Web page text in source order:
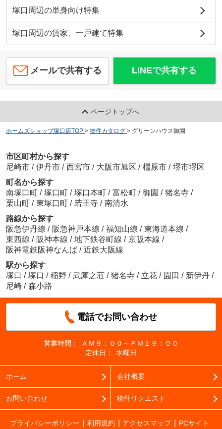
塚口周辺の単身向け特集
塚口周辺の賃家、一戸建て特集
メールで共有する LINEで共有する
ページトップへ
ホームズショップ塚口店TOP > 物件カタログ > グリーンハウス御園
市区町村から探す
尼崎市 / 伊丹市 / 西宮市 / 大阪市旭区 / 橿原市 / 堺市堺区
町名から探す
南塚口町 / 塚口町 / 塚口本町 / 富松町 / 御園 / 猪名寺 /
栗山町 / 東塚口町 / 若王寺 / 南清水
路線から探す
阪急伊丹線 / 阪急神戸本線 / 福知山線 / 東海道本線 /
東西線 / 阪神本線 / 地下鉄谷町線 / 京阪本線 /
阪神電鉄阪神なんば / 近鉄大阪線
駅から探す
塚口 / 塚口 / 稲野 / 武庫之荘 / 猪名寺 / 立花 / 園田 / 新伊丹 /
尼崎 / 森小路
電話でお問い合わせ
営業時間：
ＡＭ９：００～ＰＭ１９：００
定休日：
水曜日
ホーム 会社概要
お問い合わせ 物件リクエスト
プライバシーポリシー 利用規約 アクセスマップ PCサイト